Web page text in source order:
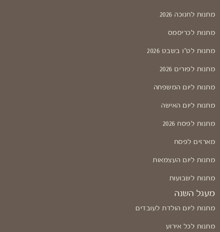
מתנות לחנוכה 2026
מתנות לכריסמס
מתנות לט"ו בשבט 2026
מתנות לפורים 2026
מתנות ליום המשפחה
מתנות ליום האישה
מתנות לפסח 2026
מארזים לפסח
מתנות ליום העצמאות
מתנות לשבועות
מעגל השנה
מתנות ליום הולדת לעובדים
מתנות לכל אירוע